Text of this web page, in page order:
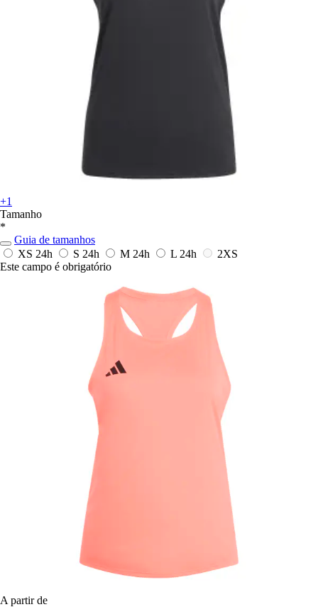
+1
Tamanho
*
Guia de tamanhos
XS 24h S 24h M 24h L 24h
2XS
Este campo é obrigatório
A partir de